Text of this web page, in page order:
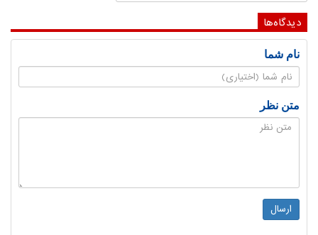
دیدگاه‌ها
نام شما
متن نظر
ارسال